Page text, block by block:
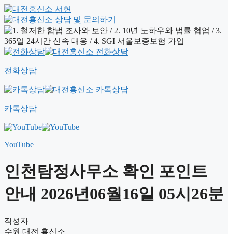
전화상담
카톡상담
YouTube
인천탐정사무소 확인 포인트
안내 2026년06월16일 05시26분
작성자
수원 대전 흥신소